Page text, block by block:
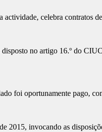
actividade, celebra contratos
no artigo 16.º do
foi oportunamente pago,
2015, invocando as